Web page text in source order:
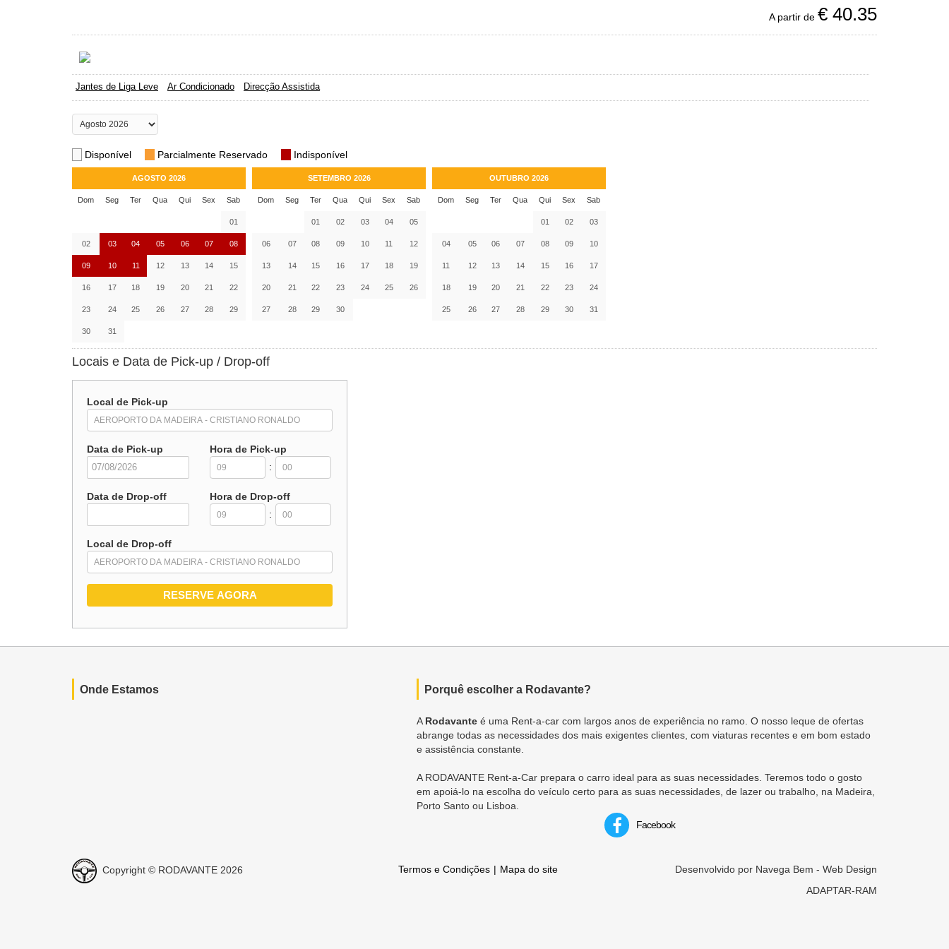
A partir de € 40.35
Jantes de Liga Leve Ar Condicionado Direcção Assistida
Disponível Parcialmente Reservado Indisponível
AGOSTO 2026
Dom Seg Ter Qua Qui Sex Sab
01
02 03 04 05 06 07 08
09 10 11 12 13 14 15
16 17 18 19 20 21 22
23 24 25 26 27 28 29
30 31
SETEMBRO 2026
Dom Seg Ter Qua Qui Sex Sab
01 02 03 04 05
06 07 08 09 10 11 12
13 14 15 16 17 18 19
20 21 22 23 24 25 26
27 28 29 30
OUTUBRO 2026
Dom Seg Ter Qua Qui Sex Sab
01 02 03
04 05 06 07 08 09 10
11 12 13 14 15 16 17
18 19 20 21 22 23 24
25 26 27 28 29 30 31
Locais e Data de Pick-up / Drop-off
Local de Pick-up
Data de Pick-up
Hora de Pick-up
:
Data de Drop-off
Hora de Drop-off
:
Local de Drop-off
Onde Estamos Porquê escolher a Rodavante?
A Rodavanteé uma Rent-a-car com largos anos de experiência no ramo. O nosso leque de ofertas
abrange todas as necessidades dos mais exigentes clientes, com viaturas recentes e em bom estado
e assistência constante.
A RODAVANTE Rent-a-Car prepara o carro ideal para as suas necessidades. Teremos todo o gosto
em apoiá-lo na escolha do veículo certo para as suas necessidades, de lazer ou trabalho, na Madeira,
Porto Santo ou Lisboa.
Facebook
Copyright © RODAVANTE 2026 Termos e Condições Mapa do site Desenvolvido por Navega Bem - Web Design
ADAPTAR-RAM